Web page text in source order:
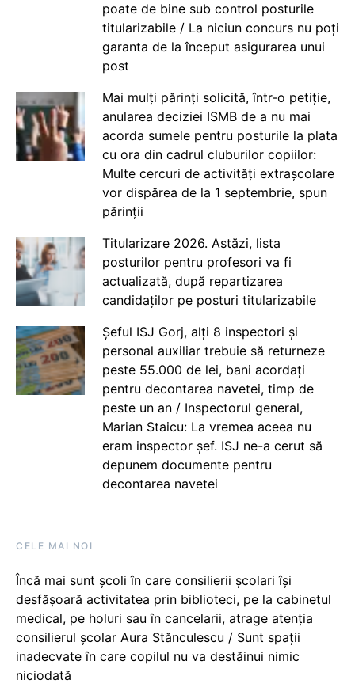
poate de bine sub control posturile
titularizabile / La niciun concurs nu poți
garanta de la început asigurarea unui
post
Mai mulți părinți solicită, într-o petiție,
anularea deciziei ISMB de a nu mai
acorda sumele pentru posturile la plata
cu ora din cadrul cluburilor copiilor:
Multe cercuri de activități extrașcolare
vor dispărea de la 1 septembrie, spun
părinții
Titularizare 2026. Astăzi, lista
posturilor pentru profesori va fi
actualizată, după repartizarea
candidaților pe posturi titularizabile
Șeful ISJ Gorj, alți 8 inspectori și
personal auxiliar trebuie să returneze
peste 55.000 de lei, bani acordați
pentru decontarea navetei, timp de
peste un an / Inspectorul general,
Marian Staicu: La vremea aceea nu
eram inspector șef. ISJ ne-a cerut să
depunem documente pentru
decontarea navetei
CELE MAI NOI
Încă mai sunt școli în care consilierii școlari își
desfășoară activitatea prin biblioteci, pe la cabinetul
medical, pe holuri sau în cancelarii, atrage atenția
consilierul școlar Aura Stănculescu / Sunt spații
inadecvate în care copilul nu va destăinui nimic
niciodată